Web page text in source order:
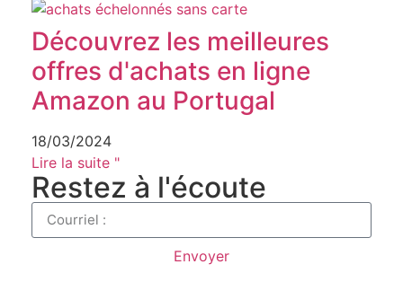
Découvrez les meilleures
offres d'achats en ligne
Amazon au Portugal
18/03/2024
Lire la suite "
Restez à l'écoute
Envoyer